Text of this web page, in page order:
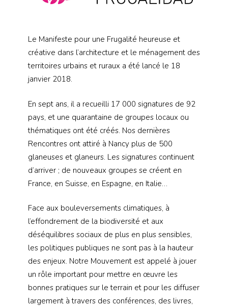
Le Manifeste pour une Frugalité heureuse et
créative dans l’architecture et le ménagement des
territoires urbains et ruraux a été lancé le 18
janvier 2018.
En sept ans, il a recueilli 17 000 signatures de 92
pays, et une quarantaine de groupes locaux ou
thématiques ont été créés. Nos dernières
Rencontres ont attiré à Nancy plus de 500
glaneuses et glaneurs. Les signatures continuent
d’arriver ; de nouveaux groupes se créent en
France, en Suisse, en Espagne, en Italie…
Face aux bouleversements climatiques, à
l’effondrement de la biodiversité et aux
déséquilibres sociaux de plus en plus sensibles,
les politiques publiques ne sont pas à la hauteur
des enjeux. Notre Mouvement est appelé à jouer
un rôle important pour mettre en œuvre les
bonnes pratiques sur le terrain et pour les diffuser
largement à travers des conférences, des livres,